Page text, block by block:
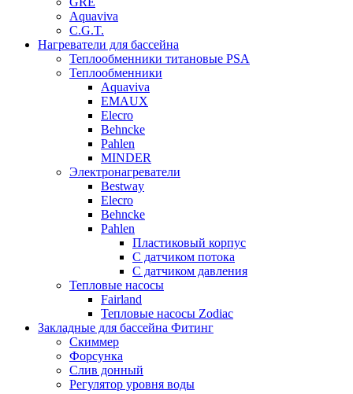
Aquaviva
C.G.T.
Нагреватели для бассейна
Теплообменники титановые PSA
Теплообменники
Aquaviva
EMAUX
Elecro
Behncke
Pahlen
MINDER
Электронагреватели
Bestway
Elecro
Behncke
Pahlen
Пластиковый корпус
С датчиком потока
С датчиком давления
Тепловые насосы
Fairland
Тепловые насосы Zodiac
Закладные для бассейна Фитинг
Скиммер
Форсунка
Слив донный
Регулятор уровня воды